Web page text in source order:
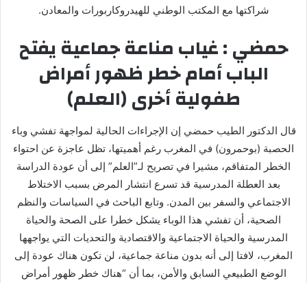
شراكتها مع المكتب الوطني للهيدروكاربورات والمعادن.
حمضي : غياب مناعة جماعية يفتح
الباب أمام خطر ظهور أمراض
طفولية أخرى (العلم)
قال الدكتور الطيب حمضي إن الإجراءات الحالية لمواجهة تفشي وباء
الحصبة (بوحمرون) في المغرب رغم أهميتها، تظل عاجزة عن احتواء
الخطر المتفاقم، مشيرا في تصريح لـ”العلم” إلى أن عودة الدراسة
بعد العطلة المدرسية قد تسرع انتشار المرض بسبب الاختلاط
الاجتماعي والسفر بين المدن. وتابع الباحث في السياسات والنظم
الصحية، أن تفشي هذا الوباء يشكل خطرا على الصحة والحياة
المدرسية والحياة الاجتماعية والاقتصادية والتحديات التي يواجهها
المغرب، لافتا إلى أنه بدون مناعة جماعية، لن تكون هناك عودة إلى
الوضع الطبيعي السابق والأمن، بما أن “هناك خطر ظهور أمراض